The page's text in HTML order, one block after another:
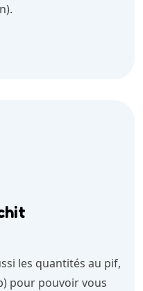
les quantités au pif,
pour pouvoir vous